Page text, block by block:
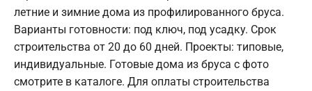
летние и зимние дома из профилированного бруса.
Варианты готовности: под ключ, под усадку. Срок
строительства от 20 до 60 дней. Проекты: типовые,
индивидуальные. Готовые дома из бруса с фото
смотрите в каталоге. Для оплаты строительства